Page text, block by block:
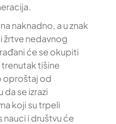
naknadno, a u znak
žrtve nedavnog
će se okupiti
tišine
oproštaj od
da se izrazi
koji su trpeli
i društvu će